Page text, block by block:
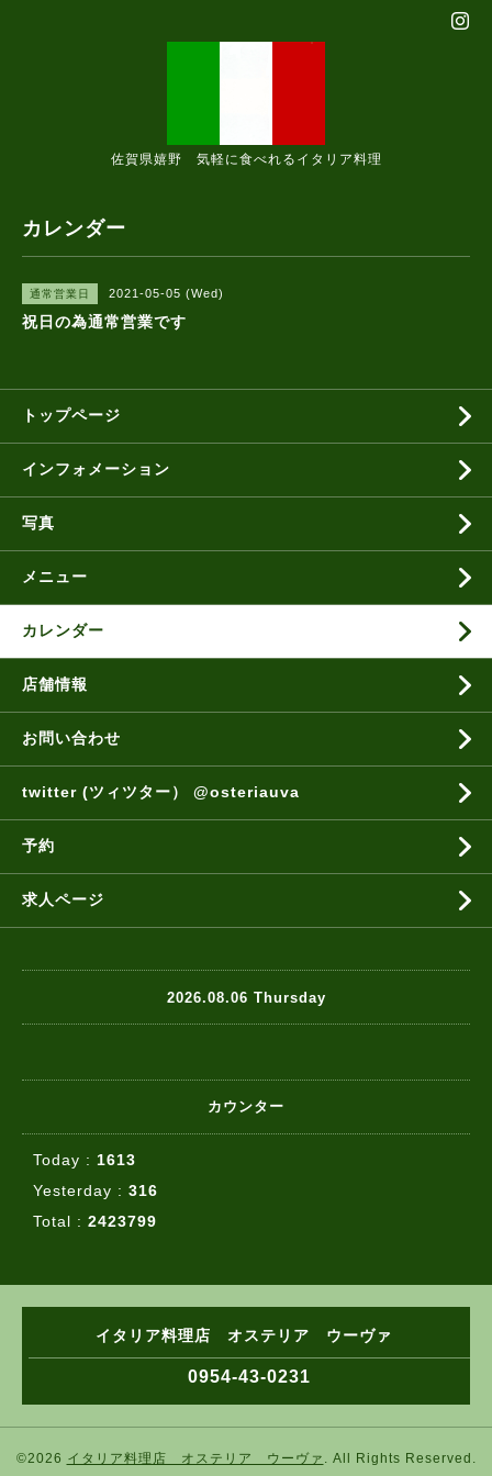
佐賀県嬉野 気軽に食べれるイタリア料理
カレンダー
通常営業日 2021-05-05 (Wed)
祝日の為通常営業です
トップページ
インフォメーション
写真
メニュー
カレンダー
店舗情報
お問い合わせ
twitter (ツィツター） @osteriauva
予約
求人ページ
2026.08.06 Thursday
カウンター
Today : 1613
Yesterday : 316
Total : 2423799
イタリア料理店 オステリア ウーヴァ
0954-43-0231
©2026 イタリア料理店 オステリア ウーヴァ . All Rights Reserved.